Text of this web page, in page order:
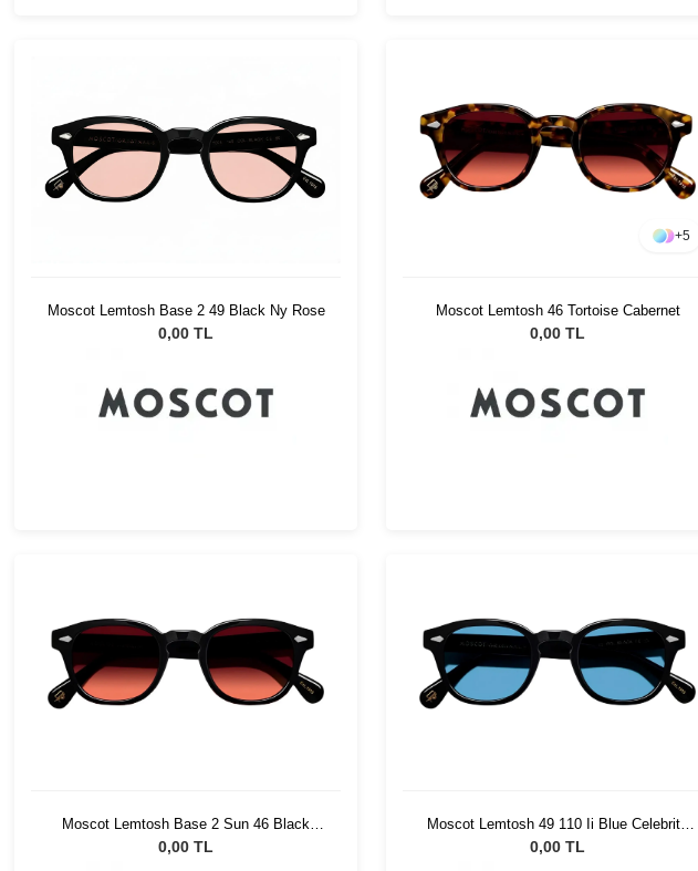
Moscot Lemtosh Base 2 49 Black Ny Rose
0,00 TL
+5
Moscot Lemtosh 46 Tortoise Cabernet
0,00 TL
Moscot Lemtosh Base 2 Sun 46 Black
Cabernet
0,00 TL
Moscot Lemtosh 49 110 Ii Blue Celebrity
Blue
0,00 TL